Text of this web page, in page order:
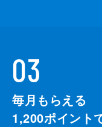
03
毎月もらえる
1,200ポイント